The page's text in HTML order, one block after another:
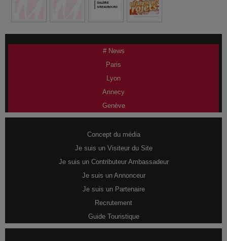
# News
Paris
Lyon
Annecy
Genève
Concept du média
Je suis un Visiteur du Site
Je suis un Contributeur Ambassadeur
Je suis un Annonceur
Je suis un Partenaire
Recrutement
Guide Touristique